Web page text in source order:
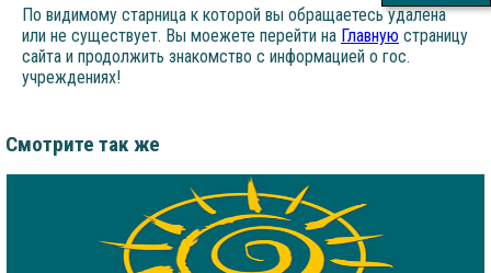
По видимому старница к которой вы обращаетесь удалена
или не существует. Вы моежете перейти на Главную страницу
сайта и продолжить знакомство с информацией о гос.
учреждениях!
Смотрите так же